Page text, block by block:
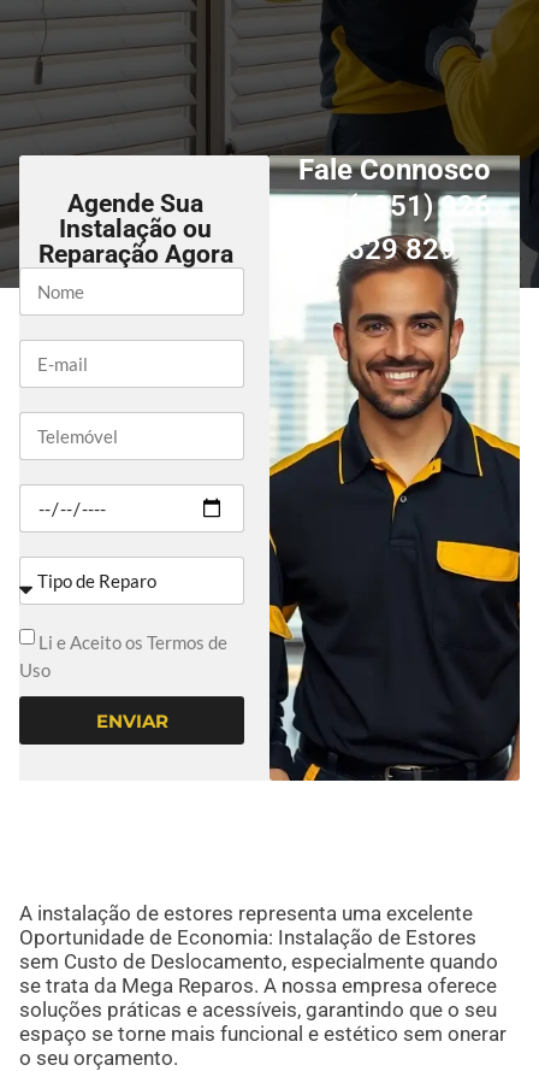
Agende Sua
Instalação ou
Reparação Agora
Li e Aceito os Termos de
Uso
ENVIAR
Fale Connosco
(+351) 926
529 829
A instalação de estores representa uma excelente
Oportunidade de Economia: Instalação de Estores
sem Custo de Deslocamento, especialmente quando
se trata da Mega Reparos. A nossa empresa oferece
soluções práticas e acessíveis, garantindo que o seu
espaço se torne mais funcional e estético sem onerar
o seu orçamento.